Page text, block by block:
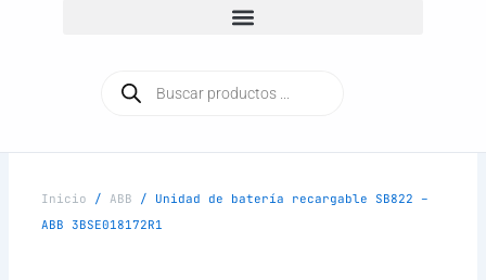
productos
Inicio / ABB / Unidad de batería recargable SB822 –
ABB 3BSE018172R1